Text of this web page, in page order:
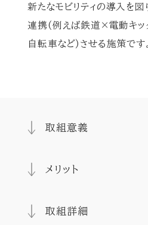
新たなモビリティの導入を図
連携(例えば鉄道×電動キッ
自転車など)させる施策です。
取組意義
メリット
取組詳細